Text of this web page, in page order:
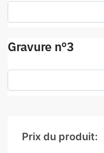
Gravure n°3
Prix du produit: